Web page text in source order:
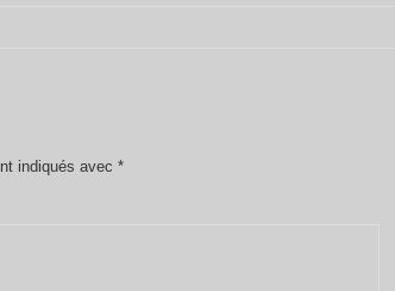
indiqués avec *